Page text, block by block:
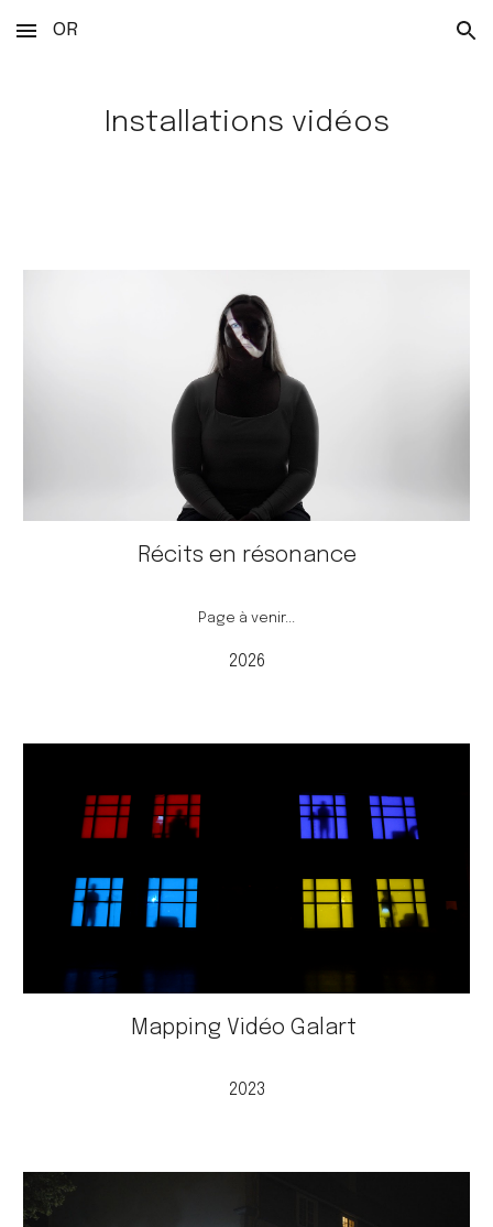
Skip to main content Skip to navigation
OR
Installations vidéos
Récits en résonance
Page à venir...
2026
Mapping Vidéo Galart
2023